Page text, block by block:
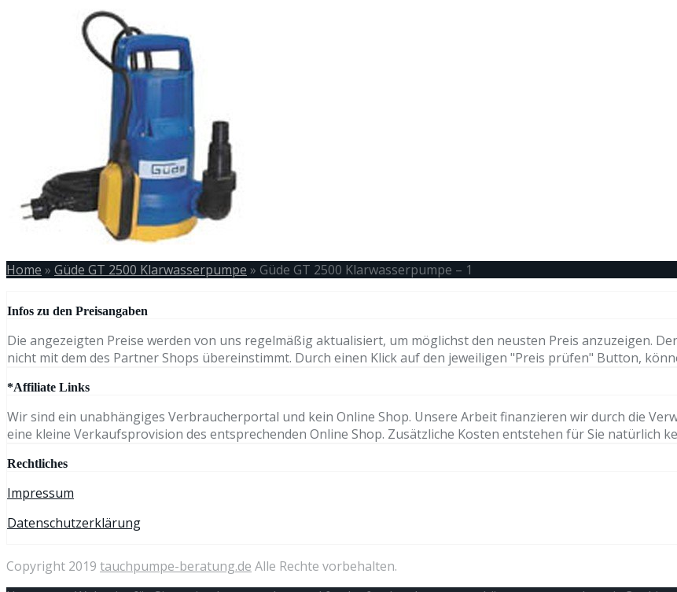
Home » Güde GT 2500 Klarwasserpumpe » Güde GT 2500 Klarwasserpumpe – 1
Infos zu den Preisangaben
Die angezeigten Preise werden von uns regelmäßig aktualisiert, um möglichst den neusten Preis anzuzeigen.
nicht mit dem des Partner Shops übereinstimmt. Durch einen Klick auf den jeweiligen "Preis prüfen" Button,
*Affiliate Links
Wir sind ein unabhängiges Verbraucherportal und kein Online Shop. Unsere Arbeit finanzieren wir durch die
eine kleine Verkaufsprovision des entsprechenden Online Shop. Zusätzliche Kosten entstehen für Sie natürlich
Rechtliches
Impressum
Datenschutzerklärung
Copyright 2019 tauchpumpe-beratung.de Alle Rechte vorbehalten.